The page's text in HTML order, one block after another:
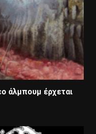
άλμπουμ έρχεται